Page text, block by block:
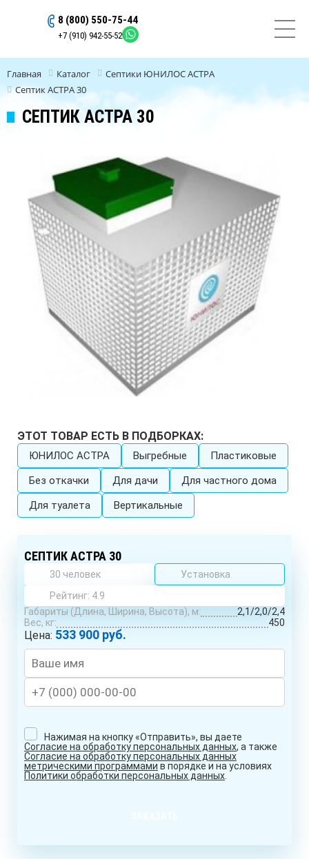
8 (800) 550-75-44
+7 (910) 942-55-52
Главная Каталог
Септики ЮНИЛОС АСТРА
Септик АСТРА 30
СЕПТИК АСТРА 30
ЭТОТ ТОВАР ЕСТЬ В ПОДБОРКАХ:
ЮНИЛОС АСТРА Выгребные
Пластиковые
Без откачки
Для дачи
Для частного дома
Для туалета
Вертикальные
СЕПТИК АСТРА 30
30 человек
Установка
Рейтинг: 4.9
Габариты (Длина, Ширина, Высота), м:
2,1/2,0/2,4
Вес, кг:
450
Цена: 533 900 руб.
Нажимая на кнопку «Отправить», вы даете
Согласие на обработку персональных данных, а также
Согласие на обработку персональных данных
метрическими программами в порядке и на условиях
Политики обработки персональных данных